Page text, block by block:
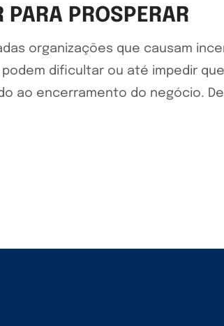
PROSPERAR
organizações que causam
dificultar ou até impedir
ao encerramento do negócio.